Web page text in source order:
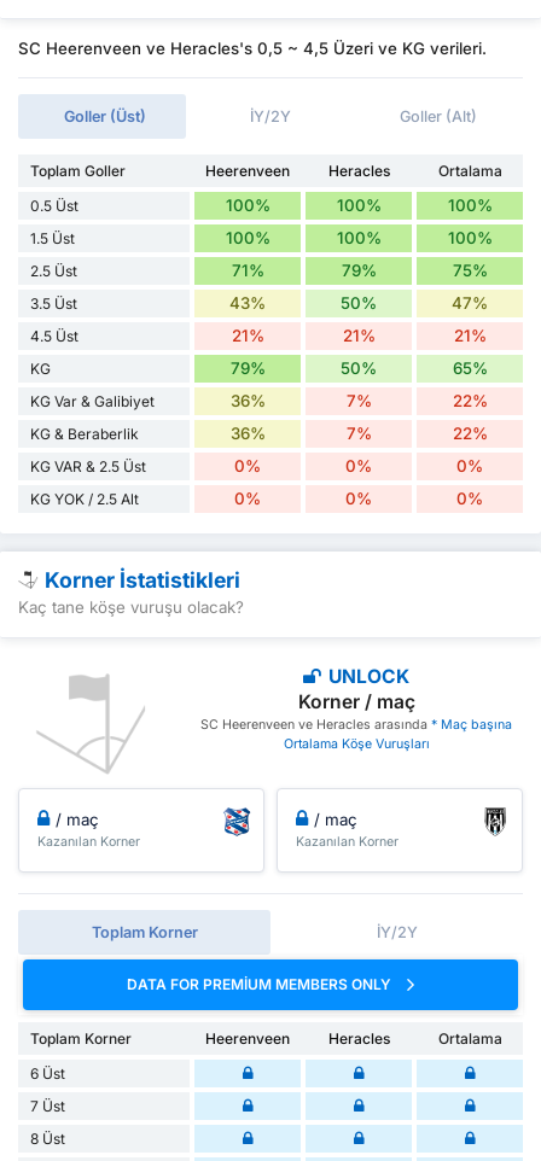
SC Heerenveen ve Heracles's 0,5 ~ 4,5 Üzeri ve KG verileri.
Goller (Üst) İY/2Y Goller (Alt)
Toplam Goller Heerenveen Heracles
Ortalama
0.5 Üst
100% 100% 100%
1.5 Üst 100% 100% 100%
2.5 Üst 71% 79% 75%
3.5 Üst 43% 50% 47%
4.5 Üst 21% 21% 21%
KG 79% 50% 65%
KG Var & Galibiyet 36% 7% 22%
KG & Beraberlik 36% 7% 22%
KG VAR & 2.5 Üst 0% 0% 0%
KG YOK / 2.5 Alt 0% 0% 0%
Korner İstatistikleri
Kaç tane köşe vuruşu olacak?
UNLOCK
Korner / maç
SC Heerenveen ve Heracles arasında* Maç başına
Ortalama Köşe Vuruşları
/ maç
Kazanılan Korner
/ maç
Kazanılan Korner
Toplam Korner İY/2Y
DATA FOR PREMIUM MEMBERS ONLY
Toplam Korner Heerenveen Heracles
Ortalama
6 Üst
7 Üst
8 Üst